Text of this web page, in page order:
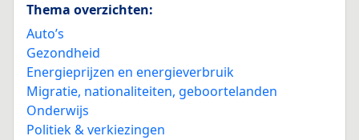
Thema overzichten:
Auto’s
Gezondheid
Energieprijzen en energieverbruik
Migratie, nationaliteiten, geboortelanden
Onderwijs
Politiek & verkiezingen